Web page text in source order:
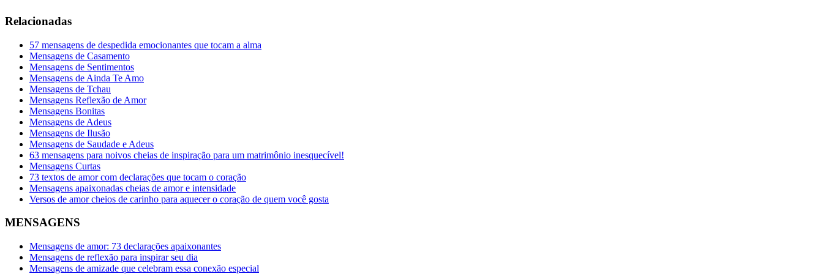
Relacionadas
57 mensagens de despedida emocionantes que tocam a alma
Mensagens de Casamento
Mensagens de Sentimentos
Mensagens de Ainda Te Amo
Mensagens de Tchau
Mensagens Reflexão de Amor
Mensagens Bonitas
Mensagens de Adeus
Mensagens de Ilusão
Mensagens de Saudade e Adeus
63 mensagens para noivos cheias de inspiração para um matrimônio inesquecível!
Mensagens Curtas
73 textos de amor com declarações que tocam o coração
Mensagens apaixonadas cheias de amor e intensidade
Versos de amor cheios de carinho para aquecer o coração de quem você gosta
MENSAGENS
Mensagens de amor: 73 declarações apaixonantes
Mensagens de reflexão para inspirar seu dia
Mensagens de amizade que celebram essa conexão especial